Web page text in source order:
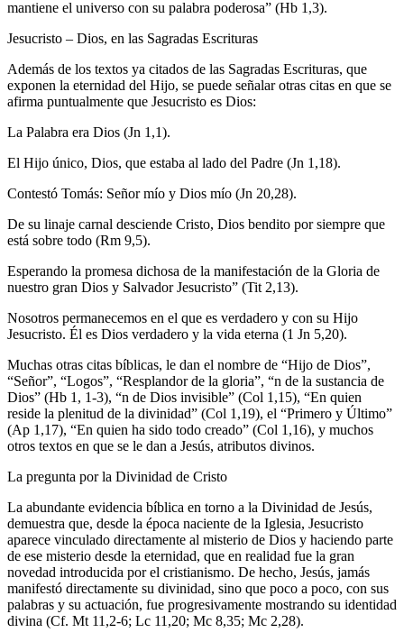
mantiene el universo con su palabra poderosa” (Hb 1,3).
Jesucristo – Dios, en las Sagradas Escrituras
Además de los textos ya citados de las Sagradas Escrituras, que
exponen la eternidad del Hijo, se puede señalar otras citas en que se
afirma puntualmente que Jesucristo es Dios:
La Palabra era Dios (Jn 1,1).
El Hijo único, Dios, que estaba al lado del Padre (Jn 1,18).
Contestó Tomás: Señor mío y Dios mío (Jn 20,28).
De su linaje carnal desciende Cristo, Dios bendito por siempre que
está sobre todo (Rm 9,5).
Esperando la promesa dichosa de la manifestación de la Gloria de
nuestro gran Dios y Salvador Jesucristo” (Tit 2,13).
Nosotros permanecemos en el que es verdadero y con su Hijo
Jesucristo. Él es Dios verdadero y la vida eterna (1 Jn 5,20).
Muchas otras citas bíblicas, le dan el nombre de “Hijo de Dios”,
“Señor”, “Logos”, “Resplandor de la gloria”, “n de la sustancia de
Dios” (Hb 1, 1-3), “n de Dios invisible” (Col 1,15), “En quien
reside la plenitud de la divinidad” (Col 1,19), el “Primero y Último”
(Ap 1,17), “En quien ha sido todo creado” (Col 1,16), y muchos
otros textos en que se le dan a Jesús, atributos divinos.
La pregunta por la Divinidad de Cristo
La abundante evidencia bíblica en torno a la Divinidad de Jesús,
demuestra que, desde la época naciente de la Iglesia, Jesucristo
aparece vinculado directamente al misterio de Dios y haciendo parte
de ese misterio desde la eternidad, que en realidad fue la gran
novedad introducida por el cristianismo. De hecho, Jesús, jamás
manifestó directamente su divinidad, sino que poco a poco, con sus
palabras y su actuación, fue progresivamente mostrando su identidad
divina (Cf. Mt 11,2-6; Lc 11,20; Mc 8,35; Mc 2,28).